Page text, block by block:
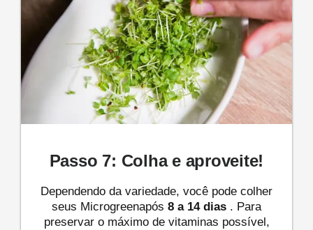
Passo 7: Colha e aproveite!
Dependendo da variedade, você pode colher
seus Microgreenapós 8 a 14 dias . Para
preservar o máximo de vitaminas possível,